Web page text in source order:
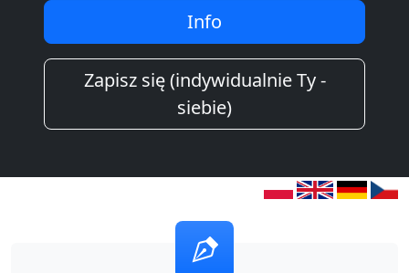
Info
Zapisz się (indywidualnie Ty -
siebie)